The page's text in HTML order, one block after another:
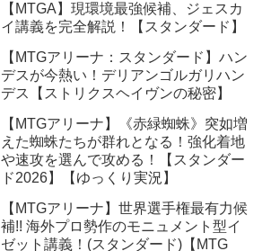
【MTGA】現環境最強候補、ジェスカ
イ講義を完全解説！【スタンダード】
【MTGアリーナ：スタンダード】ハン
デスが今熱い！デリアンゴルガリハン
デス【ストリクスヘイヴンの秘密】
【MTGアリーナ】《赤緑蜘蛛》突如増
えた蜘蛛たちが群れとなる！強化着地
や速攻を選んで攻める！【スタンダー
ド2026】【ゆっくり実況】
【MTGアリーナ】世界選手権最有力候
補!! 海外プロ勢作のモニュメント型イ
ゼット講義！(スタンダード)【MTG